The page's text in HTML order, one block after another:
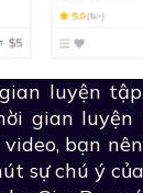
luyện
gian
bạn
sự chú ý